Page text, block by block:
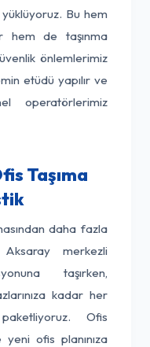
Bu hem
hem de taşınma
önlemlerimiz
etüdü yapılır ve
operatörlerimiz
Taşıma
daha fazla
merkezli
taşırken,
kadar her
Ofis
yeni ofis planınıza